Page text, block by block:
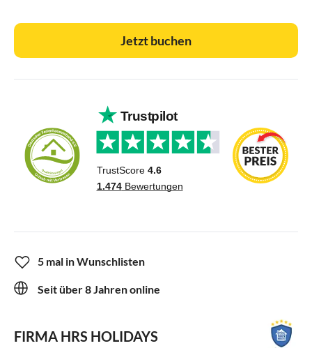
Jetzt buchen
5 mal in Wunschlisten
Seit über 8 Jahren online
FIRMA HRS HOLIDAYS